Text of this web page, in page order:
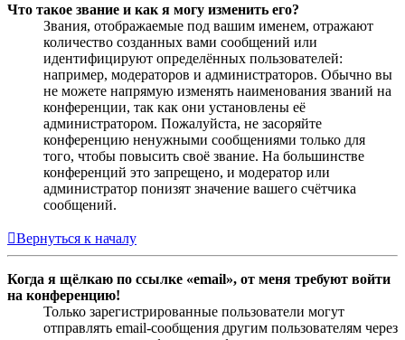
Что такое звание и как я могу изменить его?
Звания, отображаемые под вашим именем, отражают
количество созданных вами сообщений или
идентифицируют определённых пользователей:
например, модераторов и администраторов. Обычно вы
не можете напрямую изменять наименования званий на
конференции, так как они установлены её
администратором. Пожалуйста, не засоряйте
конференцию ненужными сообщениями только для
того, чтобы повысить своё звание. На большинстве
конференций это запрещено, и модератор или
администратор понизят значение вашего счётчика
сообщений.
Вернуться к началу
Когда я щёлкаю по ссылке «email», от меня требуют войти
на конференцию!
Только зарегистрированные пользователи могут
отправлять email-сообщения другим пользователям через